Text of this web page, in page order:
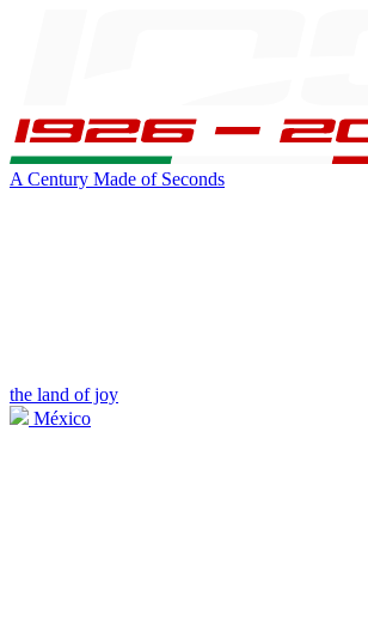
A Century Made of Seconds
the land of joy
México